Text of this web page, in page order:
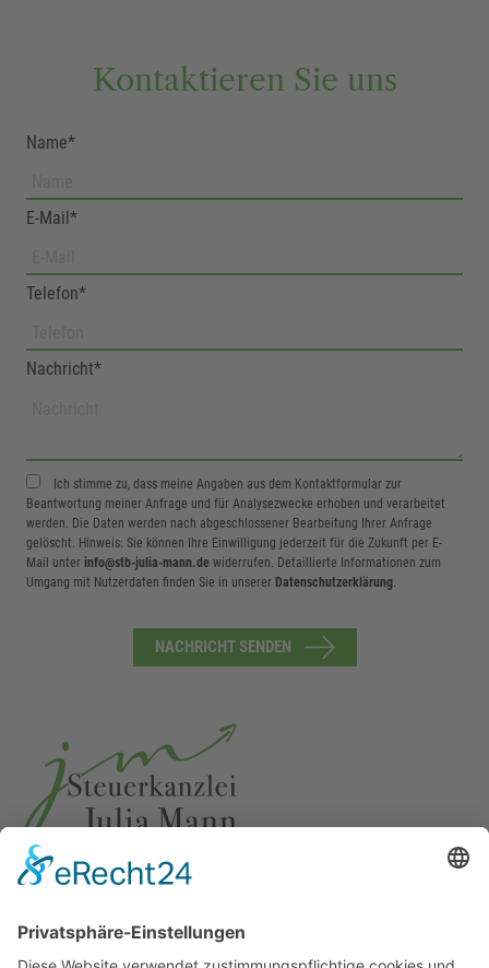
Kontaktieren Sie uns
Name*
E-Mail*
Telefon*
Nachricht*
Ich stimme zu, dass meine Angaben aus dem Kontaktformular zur
Beantwortung meiner Anfrage und für Analysezwecke erhoben und verarbeitet
werden. Die Daten werden nach abgeschlossener Bearbeitung Ihrer Anfrage
gelöscht. Hinweis: Sie können Ihre Einwilligung jederzeit für die Zukunft per E-
Mail unter info@stb-julia-mann.dewiderrufen. Detaillierte Informationen zum
Umgang mit Nutzerdaten finden Sie in unserer Datenschutzerklärung.
NACHRICHT SENDEN
07306 95 20 120